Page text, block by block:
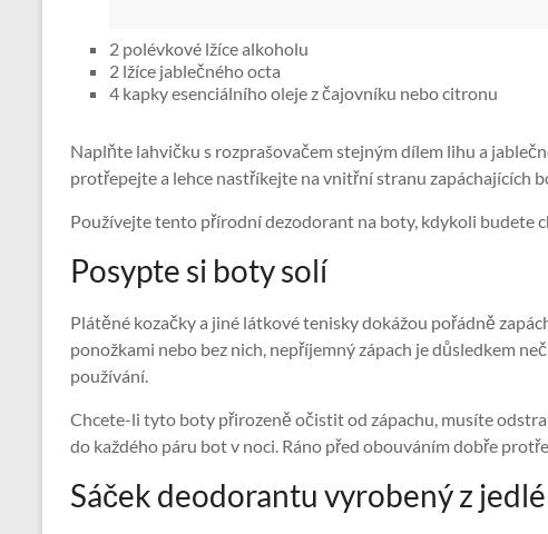
2 polévkové lžíce alkoholu
2 lžíce jablečného octa
4 kapky esenciálního oleje z čajovníku nebo citronu
Naplňte lahvičku s rozprašovačem stejným dílem lihu a
protřepejte a lehce nastříkejte na vnitřní stranu zapáchajících
Používejte tento přírodní dezodorant na boty, kdykoli budete
Posypte si boty solí
Plátěné kozačky a jiné látkové tenisky dokážou pořádně
ponožkami nebo bez nich, nepříjemný zápach je důsledkem
používání.
Chcete-li tyto boty přirozeně očistit od zápachu, musíte
do každého páru bot v noci. Ráno před obouváním dobře
Sáček deodorantu vyrobený z